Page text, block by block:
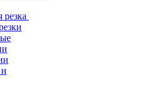
резка